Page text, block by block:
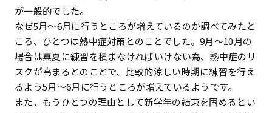
が一般的でした。
なぜ5月～6月に行うところが増えているのか調べてみたと
ころ、ひとつは熱中症対策とのことでした。9月～10月の
場合は真夏に練習を積まなければいけない為、熱中症のリ
スクが高まるとのことで、比較的涼しい時期に練習を行え
るよう5月～6月に行うところが増えているようです。
また、もうひとつの理由として新学年の結束を固めるとい